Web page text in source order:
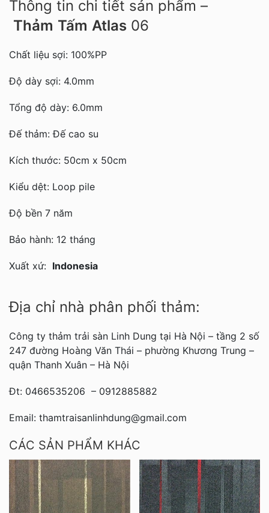
Thông tin chi tiết sản phẩm –
Thảm Tấm Atlas 06
Chất liệu sợi: 100%PP
Độ dày sợi: 4.0mm
Tổng độ dày: 6.0mm
Đế thảm: Đế cao su
Kích thước: 50cm x 50cm
Kiểu dệt: Loop pile
Độ bền 7 năm
Bảo hành: 12 tháng
Xuất xứ: Indonesia
Địa chỉ nhà phân phối thảm:
Công ty thảm trải sàn Linh Dung tại Hà Nội – tầng 2 số
247 đường Hoàng Văn Thái – phường Khương Trung –
quận Thanh Xuân – Hà Nội
Đt: 0466535206 – 0912885882
Email: thamtraisanlinhdung@gmail.com
CÁC SẢN PHẨM KHÁC